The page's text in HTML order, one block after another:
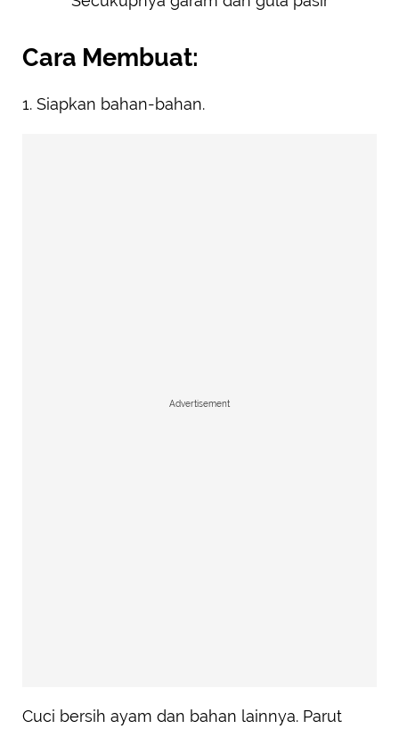
Cara Membuat:
1. Siapkan bahan-bahan.
Advertisement
Cuci bersih ayam dan bahan lainnya. Parut